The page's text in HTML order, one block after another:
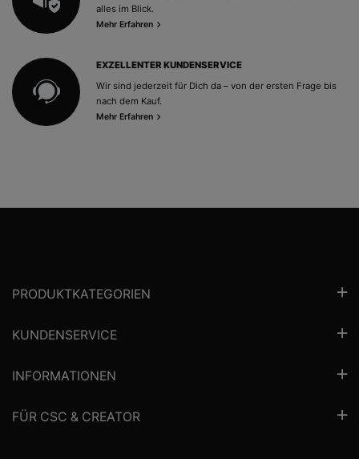
alles im Blick.
Mehr Erfahren
EXZELLENTER KUNDENSERVICE
Wir sind jederzeit für Dich da – von der ersten Frage bis
nach dem Kauf.
Mehr Erfahren
PRODUKTKATEGORIEN
KUNDENSERVICE
INFORMATIONEN
FÜR CSC & CREATOR